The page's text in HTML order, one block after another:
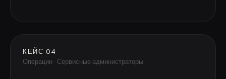
КЕЙС 04
Операции · Сервисные администраторы